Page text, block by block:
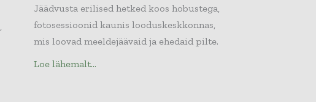
Jäädvusta erilised hetked koos hobustega,
fotosessioonid kaunis looduskeskkonnas,
mis loovad meeldejäävaid ja ehedaid pilte.
Loe lähemalt...